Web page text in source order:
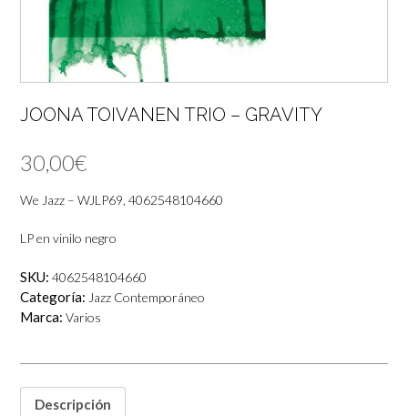
JOONA TOIVANEN TRIO – GRAVITY
30,00€
We Jazz – WJLP69, 4062548104660
LP en vinilo negro
SKU: 4062548104660
Categoría: Jazz Contemporáneo
Marca: Varios
Descripción